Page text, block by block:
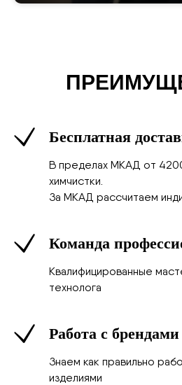
Бесплатная
В пределах МКАД от
химчистки.
За МКАД рассчитаем
Команда
Квалифицированные
технолога
Работа с брендами
Знаем как правильно
изделиями